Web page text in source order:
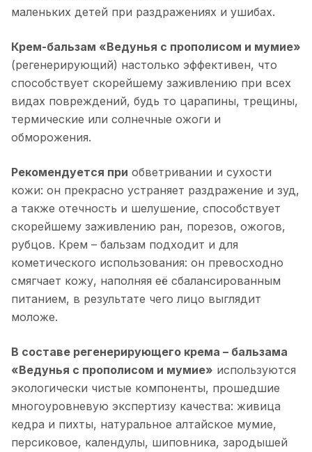
маленьких детей при раздражениях и ушибах.
Крем-бальзам «Ведунья с прополисом и мумие»
(регенерирующий) настолько эффективен, что
способствует скорейшему заживлению при всех
видах повреждений, будь то царапины, трещины,
термические или солнечные ожоги и
обморожения.
Рекомендуется при обветривании и сухости
кожи: он прекрасно устраняет раздражение и зуд,
а также отечность и шелушение, способствует
скорейшему заживлению ран, порезов, ожогов,
рубцов. Крем – бальзам подходит и для
кометического использования: он превосходно
смягчает кожу, наполняя её сбалансированным
питанием, в результате чего лицо выглядит
моложе.
В составе регенерирующего крема – бальзама
«Ведунья с прополисом и мумие» используются
экологически чистые компоненты, прошедшие
многоуровневую экспертизу качества: живица
кедра и пихты, натуральное алтайское мумие,
персиковое, календулы, шиповника, зародышей